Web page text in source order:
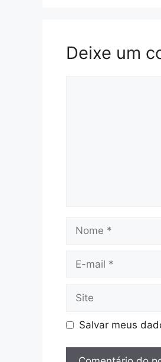
Deixe um
mail
Salvar meus